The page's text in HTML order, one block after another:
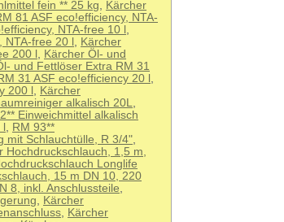
fein ** 25 kg, Kärcher
81 ASF eco!efficiency, NTA-
NTA-free 10 l ,
free 20 l , Kärcher
200 l , Kärcher Öl- und
und Fettlöser Extra RM 31
31 ASF eco!efficiency 20 l ,
200 l , Kärcher
alkalisch 20L,
Einweichmittel alkalisch
, RM 93**
mit Schlauchtülle, R 3/4",
Hochdruckschlauch, 1,5 m,
Longlife
15 m DN 10, 220
8, inkl. Anschlussteile,
, Kärcher
, Kärcher